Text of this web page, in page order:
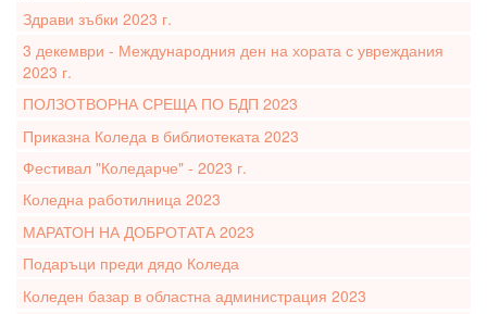
Здрави зъбки 2023 г.
3 декември - Международния ден на хората с увреждания
2023 г.
ПОЛЗОТВОРНА СРЕЩА ПО БДП 2023
Приказна Коледа в библиотеката 2023
Фестивал "Коледарче" - 2023 г.
Коледна работилница 2023
МАРАТОН НА ДОБРОТАТА 2023
Подаръци преди дядо Коледа
Коледен базар в областна администрация 2023